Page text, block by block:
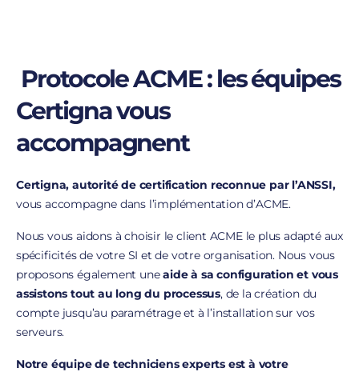
Protocole ACME : les équipes
Certigna vous
accompagnent
Certigna, autorité de certification reconnue par l’ANSSI,
vous accompagne dans l’implémentation d’ACME.
Nous vous aidons à choisir le client ACME le plus adapté aux
spécificités de votre SI et de votre organisation. Nous vous
proposons également uneaide à sa configuration et vous
assistons tout au long du processus, de la création du
compte jusqu’au paramétrage et à l’installation sur vos
serveurs.
Notre équipe de techniciens experts est à votre